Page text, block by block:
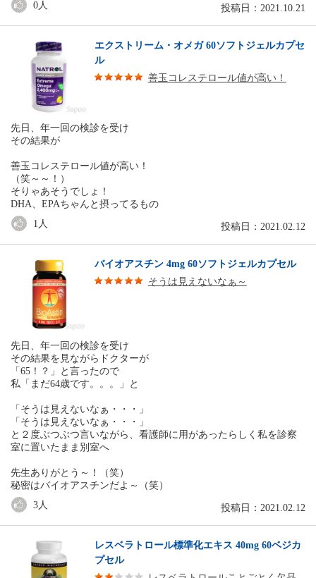
投稿日：2021.10.21
0人
エクストリーム・オメガ 60ソフトジェルカプセ
ル
善玉コレステロール値が高い！
先日、年一回の検診を受け
その結果が
善玉コレステロール値が高い！
（笑～～！）
そりゃあそうでしょ！
DHA、EPAちゃんと摂ってるもの
投稿日：2021.02.12
1 人
バイオアスチン 4mg 60ソフトジェルカプセル
そうは見えないなぁ～
先日、年一回の検診を受け
その結果を見ながらドクターが
「65！？」と言ったので
私「まだ64歳です。。。」と
「そうは見えないなぁ・・・」
「そうは見えないなぁ・・・」
と２度ぶつぶつ言いながら、看護師に用があったらしく私を診察
室に置いたまま別室へ
先生ありがとう～！（笑）
秘密はバイオアスチンだよ～（笑）
投稿日：2021.02.12
3人
レスベラトロール標準化エキス 40mg 60ベジカ
プセル